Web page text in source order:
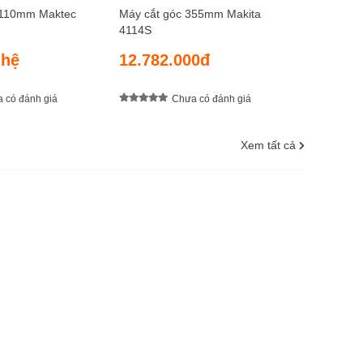
Maktec
có đánh giá
Máy cắt góc 355mm Makita
4114S
12.782.000đ
Chưa có đánh giá
Xem tất cả